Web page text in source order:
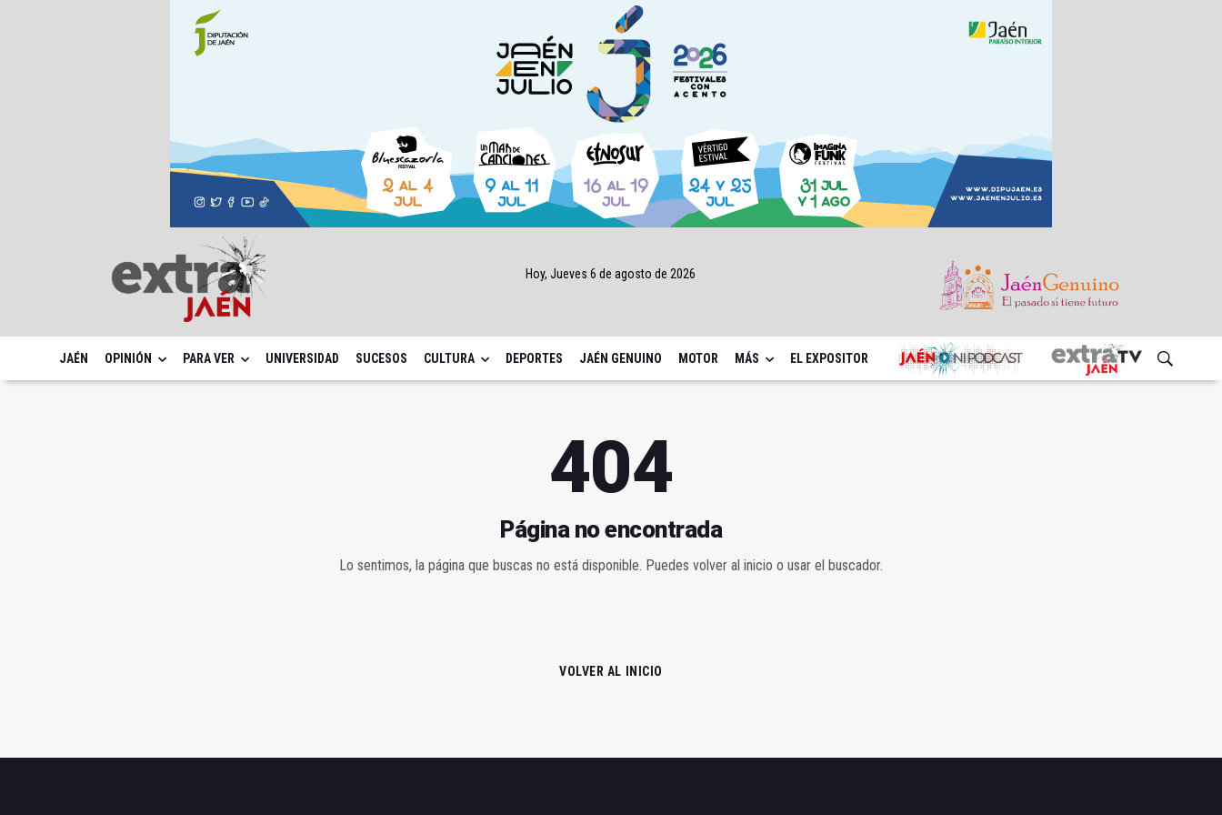
Hoy, Jueves 6 de agosto de 2026
JAÉN OPINIÓN PARA VER UNIVERSIDAD SUCESOS CULTURA DEPORTES JAÉN GENUINO MOTOR MÁS EL EXPOSITOR
404
Página no encontrada
Lo sentimos, la página que buscas no está disponible. Puedes volver al inicio o usar el buscador.
VOLVER AL INICIO